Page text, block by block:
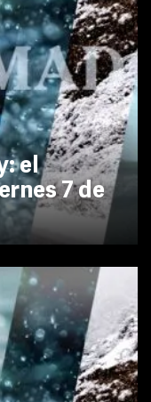
el
7 de